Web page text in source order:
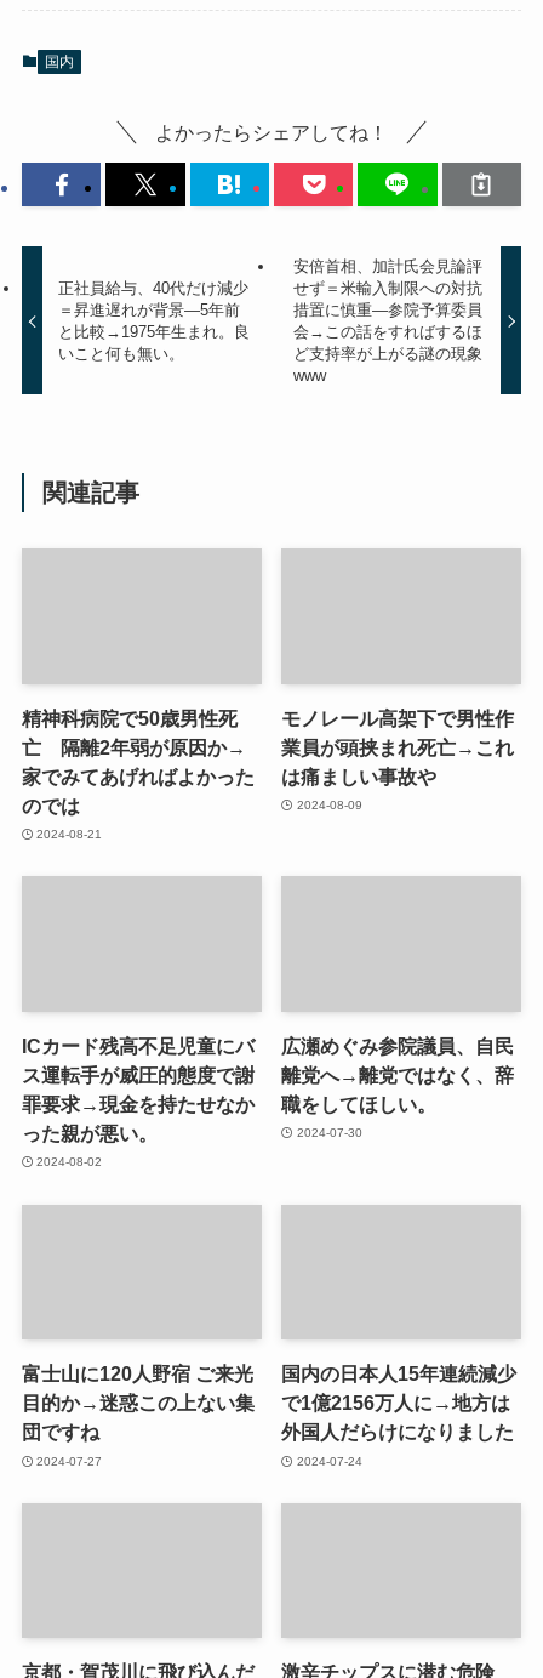
国内
よかったらシェアしてね！
正社員給与、40代だけ減少
＝昇進遅れが背景―5年前
と比較→1975年生まれ。良
いこと何も無い。
安倍首相、加計氏会見論評
せず＝米輸入制限への対抗
措置に慎重―参院予算委員
会→この話をすればするほ
ど支持率が上がる謎の現象
www
関連記事
精神科病院で50歳男性死
亡 隔離2年弱が原因か→
家でみてあげればよかった
のでは
2024-08-21
モノレール高架下で男性作
業員が頭挟まれ死亡→これ
は痛ましい事故や
2024-08-09
ICカード残高不足児童にバ
ス運転手が威圧的態度で謝
罪要求→現金を持たせなか
った親が悪い。
2024-08-02
広瀬めぐみ参院議員、自民
離党へ→離党ではなく、辞
職をしてほしい。
2024-07-30
富士山に120人野宿 ご来光
目的か→迷惑この上ない集
団ですね
2024-07-27
国内の日本人15年連続減少
で1億2156万人に→地方は
外国人だらけになりました
2024-07-24
京都・賀茂川に飛び込んだ 激辛チップスに潜む危険